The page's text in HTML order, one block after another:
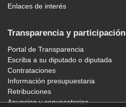
Enlaces de interés
Transparencia y participación
Portal de Transparencia
Escriba a su diputado o diputada
Contrataciones
Información presupuestaria
Retribuciones
Anuncios y convocatorias